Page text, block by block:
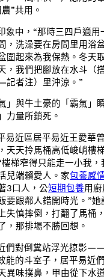
”共用。
象中，“那時三四戶適用
，洗澡要在房間里用浴
圍起來為我保熱。冬天
，我們把腳放在水斗（
者注）里沖涼。”
」與牛土豪的「霸氣」
力量所鎖死。
易近區居平易近王愛華
天天拎馬桶高低峻峭樓
梯窄得只能走一小我，
兒端賴愛人。家包養感
3口人，公短期包養用
要跟鄰人錯開時光。”她
失慎摔倒，打翻了馬桶
，那排場不勝回想。
們對倒糞站浮光掠影
能的斗室子，居平易近
異味撲鼻，甲由從下水